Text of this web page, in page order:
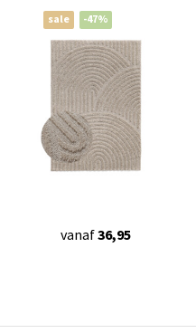
sale -47%
vanaf36,95